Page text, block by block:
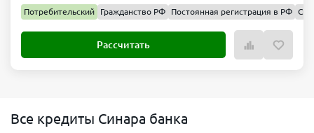
Потребительский Гражданство РФ Постоянная регистрация в РФ
Рассчитать
Все кредиты Синара банка